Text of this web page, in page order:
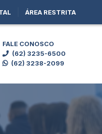
ÁREA RESTRITA
FALE CONOSCO
(62) 3235-6500
(62) 3238-2099